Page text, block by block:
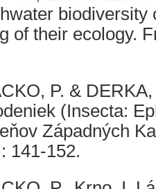
biodiversity
of their ecology.
P. & DERKA,
(Insecta:
Západných
141-152.